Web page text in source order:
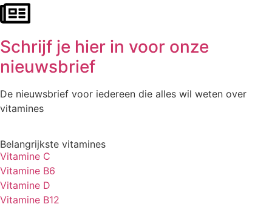
Schrijf je hier in voor onze
nieuwsbrief
De nieuwsbrief voor iedereen die alles wil weten over
vitamines
Belangrijkste vitamines
Vitamine C
Vitamine B6
Vitamine D
Vitamine B12